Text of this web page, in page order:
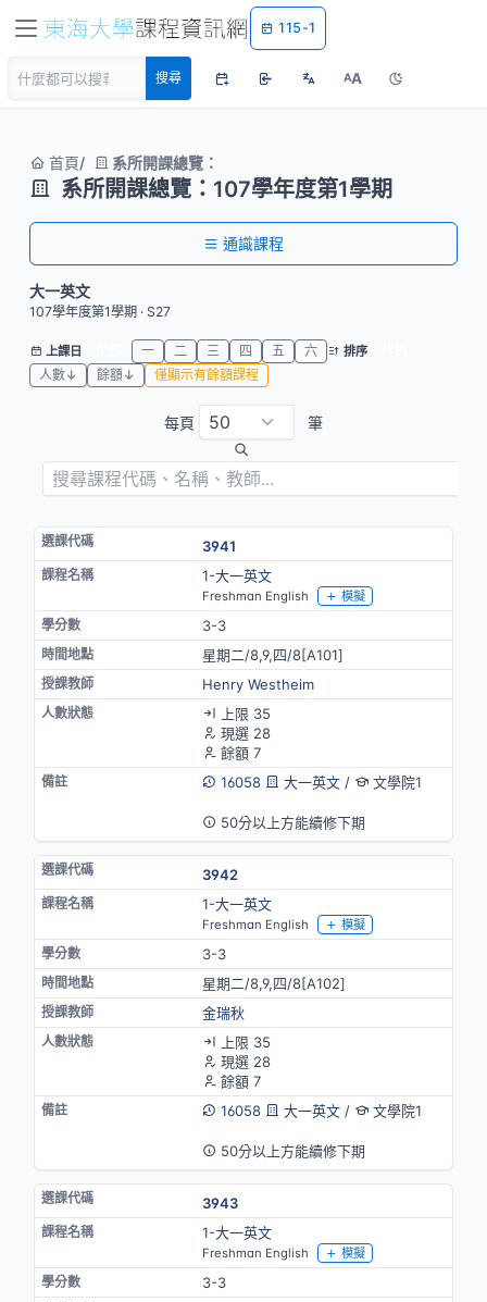
115-1
搜尋 AA
首頁 系所開課總覽：
系所開課總覽：107學年度第1學期
通識課程
大一英文
107學年度第1學期 · S27
上課日 一 二 三 四 五 六 排序
人數↓
餘額↓ 僅顯示有餘額課程
每頁 筆
3941
1-大一英文
Freshman English 模擬
3-3
星期二/8,9,四/8[A101]
Henry Westheim
上限 35
現選 28
餘額 7
16058
大一英文/ 文學院1
50分以上方能續修下期
3942
1-大一英文
Freshman English 模擬
3-3
星期二/8,9,四/8[A102]
金瑞秋
上限 35
現選 28
餘額 7
16058
大一英文/ 文學院1
50分以上方能續修下期
3943
1-大一英文
Freshman English 模擬
3-3